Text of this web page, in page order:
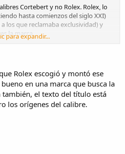
Cortebert y no Rolex. Rolex, lo
hasta comienzos del siglo XXI)
los que reclamaba exclusividad) y
la marca.
Beguelin, Marconi y tantas
y ésta remarcaba los puentes
es práctica común para muchas
Aegler-Borer vendió sus calibres a
de total exclusividad.
para expandir...
Rolex escogió y montó ese
en una marca que busca la
el texto del título está
los orígenes del calibre.